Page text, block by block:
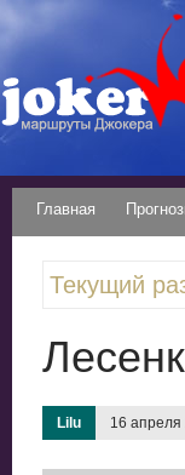
Главная
Текущий
Lilu 16